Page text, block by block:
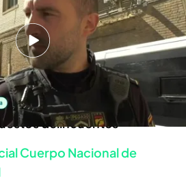
acompaña a la Policía
Canina de Aragón, la policía
delincuentes
Cuerpo Nacional de